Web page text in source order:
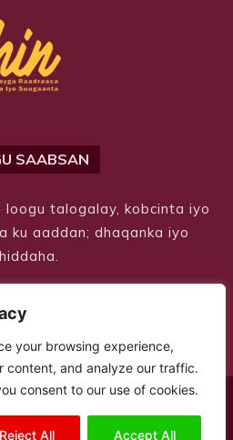
your browsing experience,
content, and analyze our traffic.
consent to our use of cookies.
Reject All Accept All
SAABSAN
loogu talogalay, kobcinta iyo
ku aaddan; dhaqanka iyo
hiddaha.
All Rights Reserved